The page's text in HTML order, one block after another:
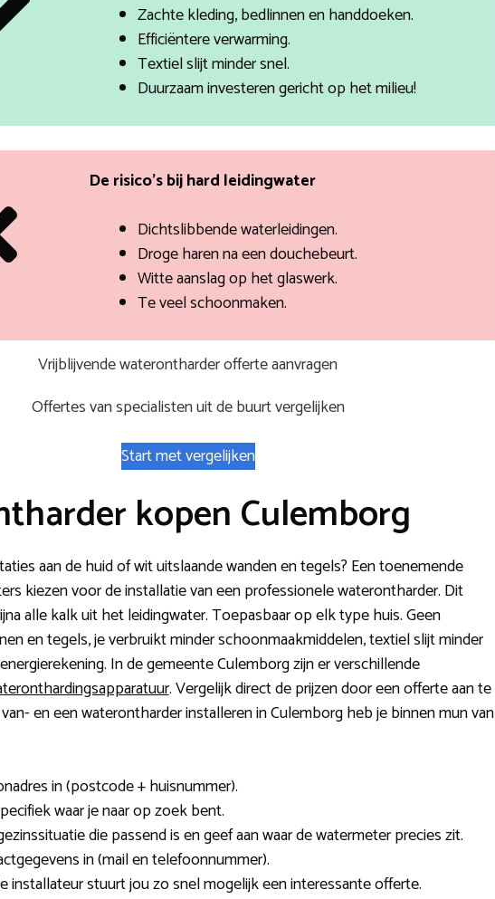
Zachte kleding, bedlinnen en handdoeken.
Efficiëntere verwarming.
Textiel slijt minder snel.
Duurzaam investeren gericht op het milieu!
De risico’s bij hard leidingwater
Dichtslibbende waterleidingen.
Droge haren na een douchebeurt.
Witte aanslag op het glaswerk.
Te veel schoonmaken.
Vrijblijvende waterontharder offerte aanvragen
Offertes van specialisten uit de buurt vergelijken
Start met vergelijken
kopen Culemborg
aan de huid of wit uitslaande wanden en tegels? Een toenemende
kiezen voor de installatie van een professionele waterontharder. Dit
alle kalk uit het leidingwater. Toepasbaar op elk type huis. Geen
en tegels, je verbruikt minder schoonmaakmiddelen, textiel slijt minder
In de gemeente Culemborg zijn er verschillende
. Vergelijk direct de prijzen door een offerte aan te
en een waterontharder installeren in Culemborg heb je binnen mun van
in (postcode + huisnummer).
waar je naar op zoek bent.
die passend is en geef aan waar de watermeter precies zit.
in (mail en telefoonnummer).
installateur stuurt jou zo snel mogelijk een interessante offerte.